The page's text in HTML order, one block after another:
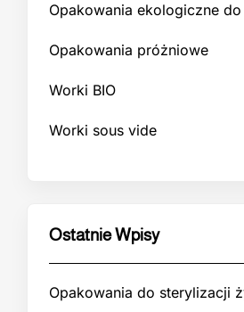
Opakowania ekologiczne
Opakowania próżniowe
Worki BIO
Worki sous vide
Ostatnie Wpisy
Opakowania do sterylizacji